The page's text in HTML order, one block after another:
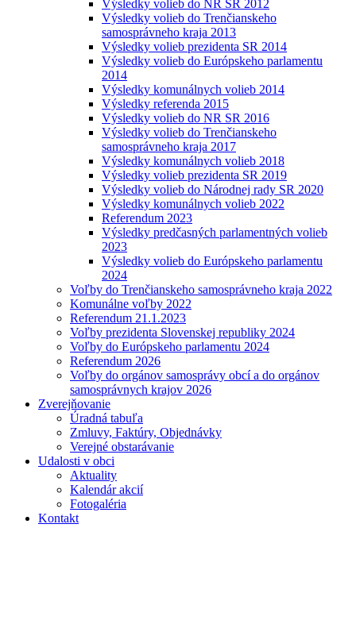
Výsledky volieb do NR SR 2012
Výsledky volieb do Trenčianskeho
samosprávneho kraja 2013
Výsledky volieb prezidenta SR 2014
Výsledky volieb do Európskeho parlamentu
2014
Výsledky komunálnych volieb 2014
Výsledky referenda 2015
Výsledky volieb do NR SR 2016
Výsledky volieb do Trenčianskeho
samosprávneho kraja 2017
Výsledky komunálnych volieb 2018
Výsledky volieb prezidenta SR 2019
Výsledky volieb do Národnej rady SR 2020
Výsledky komunálnych volieb 2022
Referendum 2023
Výsledky predčasných parlamentných volieb
2023
Výsledky volieb do Európskeho parlamentu
2024
Voľby do Trenčianskeho samosprávneho kraja 2022
Komunálne voľby 2022
Referendum 21.1.2023
Voľby prezidenta Slovenskej republiky 2024
Voľby do Európskeho parlamentu 2024
Referendum 2026
Voľby do orgánov samosprávy obcí a do orgánov
samosprávnych krajov 2026
Zverejňovanie
Úradná tabuľa
Zmluvy, Faktúry, Objednávky
Verejné obstarávanie
Udalosti v obci
Aktuality
Kalendár akcií
Fotogaléria
Kontakt